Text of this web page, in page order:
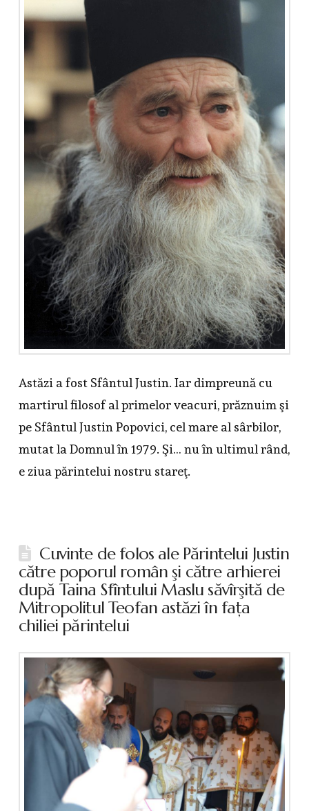
Astăzi a fost Sfântul Justin. Iar dimpreună cu
martirul filosof al primelor veacuri, prăznuim şi
pe Sfântul Justin Popovici, cel mare al sârbilor,
mutat la Domnul în 1979. Şi… nu în ultimul rând,
e ziua părintelui nostru stareţ.
Cuvinte de folos ale Părintelui Justin
către poporul român şi către arhierei
după Taina Sfîntului Maslu săvîrşită de
Mitropolitul Teofan astăzi în faţa
chiliei părintelui